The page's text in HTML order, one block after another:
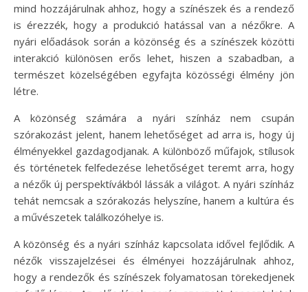
mind hozzájárulnak ahhoz, hogy a színészek és a rendező
is érezzék, hogy a produkció hatással van a nézőkre. A
nyári előadások során a közönség és a színészek közötti
interakció különösen erős lehet, hiszen a szabadban, a
természet közelségében egyfajta közösségi élmény jön
létre.
A közönség számára a nyári színház nem csupán
szórakozást jelent, hanem lehetőséget ad arra is, hogy új
élményekkel gazdagodjanak. A különböző műfajok, stílusok
és történetek felfedezése lehetőséget teremt arra, hogy
a nézők új perspektívákból lássák a világot. A nyári színház
tehát nemcsak a szórakozás helyszíne, hanem a kultúra és
a művészetek találkozóhelye is.
A közönség és a nyári színház kapcsolata idővel fejlődik. A
nézők visszajelzései és élményei hozzájárulnak ahhoz,
hogy a rendezők és színészek folyamatosan törekedjenek